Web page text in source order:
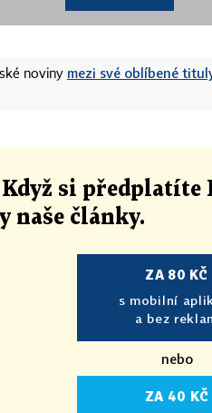
noviny mezi své oblíbené
si předplatíte
naše články.
ZA 80 KČ
s mobilní
a bez
nebo
ZA 40 KČ